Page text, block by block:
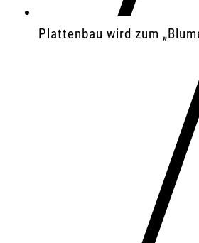
Plattenbau wird zum